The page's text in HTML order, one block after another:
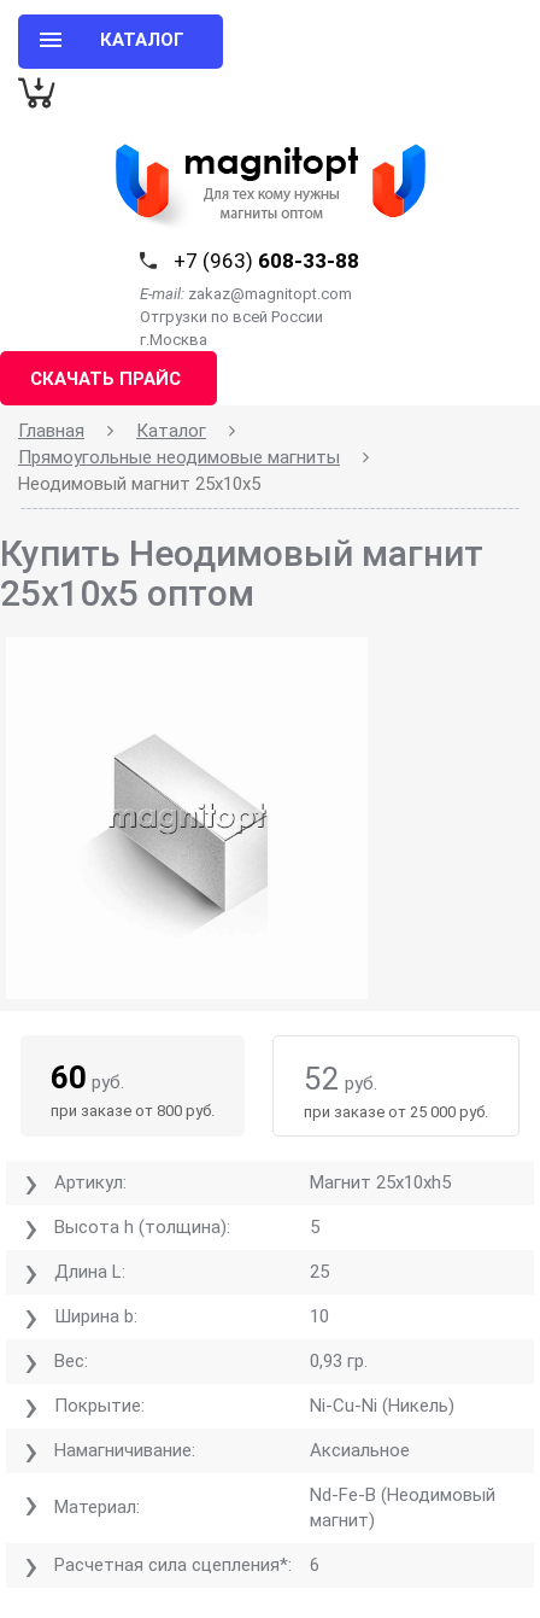
КАТАЛОГ
+7 (963) 608-33-88
E-mail: zakaz@magnitopt.com
Отгрузки по всей России
г.Москва
СКАЧАТЬ ПРАЙС
Главная
Каталог
Прямоугольные неодимовые магниты
Неодимовый магнит 25х10х5
Купить Неодимовый магнит
25х10х5 оптом
60 руб.
при заказе от 800 руб.
52 руб.
при заказе от 25 000 руб.
Артикул: Магнит 25х10хh5
Высота h (толщина): 5
Длина L: 25
Ширина b: 10
Вес: 0,93 гр.
Покрытие: Ni-Cu-Ni (Никель)
Намагничивание: Аксиальное
Материал:
Nd-Fe-B (Неодимовый
магнит)
Расчетная сила сцепления*: 6